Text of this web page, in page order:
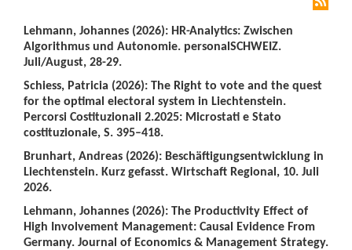
Lehmann, Johannes (2026): HR-Analytics: Zwischen
Algorithmus und Autonomie. personalSCHWEIZ.
Juli/August, 28-29.
Schiess, Patricia (2026): The Right to vote and the quest
for the optimal electoral system in Liechtenstein.
Percorsi Costituzionali 2.2025: Microstati e Stato
costituzionale, S. 395–418.
Brunhart, Andreas (2026): Beschäftigungsentwicklung in
Liechtenstein. Kurz gefasst. Wirtschaft Regional, 10. Juli
2026.
Lehmann, Johannes (2026): The Productivity Effect of
High Involvement Management: Causal Evidence From
Germany. Journal of Economics & Management Strategy.